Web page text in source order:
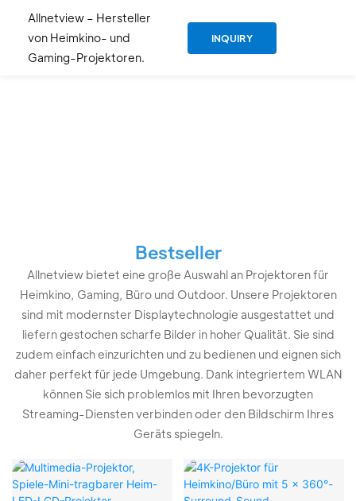
Allnetview – Hersteller
von Heimkino- und
Gaming-Projektoren.
INQUIRY
Bestseller
Allnetview bietet eine große Auswahl an Projektoren für
Heimkino, Gaming, Büro und Outdoor. Unsere Projektoren
sind mit modernster Displaytechnologie ausgestattet und
liefern gestochen scharfe Bilder in hoher Qualität. Sie sind
zudem einfach einzurichten und zu bedienen und eignen sich
daher perfekt für jede Umgebung. Dank integriertem WLAN
können Sie sich problemlos mit Ihren bevorzugten
Streaming-Diensten verbinden oder den Bildschirm Ihres
Geräts spiegeln.